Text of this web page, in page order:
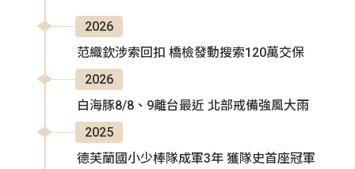
2026
范織欽涉索回扣 橋檢發動搜索120萬交保
2026
白海豚8/8、9離台最近 北部戒備強風大雨
2025
德芙蘭國小少棒隊成軍3年 獲隊史首座冠軍